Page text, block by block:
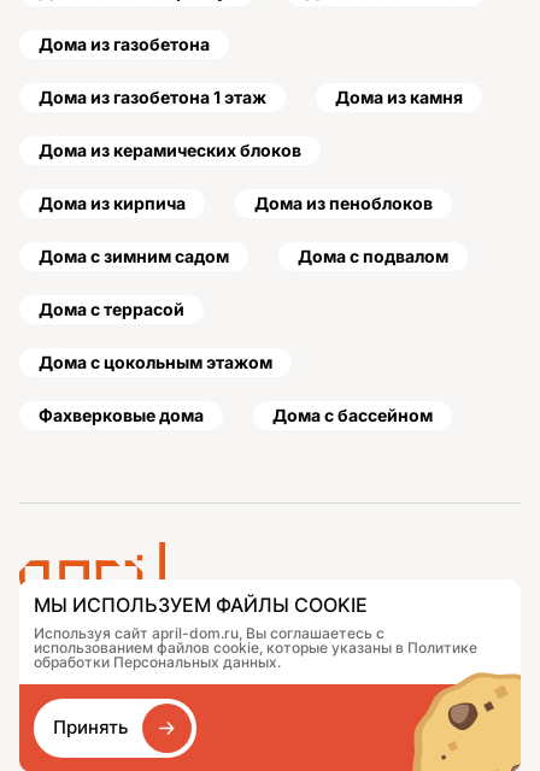
Дома из газобетона
Дома из газобетона 1 этаж Дома из камня
Дома из керамических блоков
Дома из кирпича Дома из пеноблоков
Дома с зимним садом Дома с подвалом
Дома с террасой
Дома с цокольным этажом
Фахверковые дома Дома с бассейном
Проекты
Подобрать дом
Портфолио
О компании
Сравнение
Контакты
Журнал
Как заказать
МЫ ИСПОЛЬЗУЕМ ФАЙЛЫ COOKIE
Используя сайт april-dom.ru, Вы соглашаетесь с
использованием файлов cookie, которые указаны в Политике
обработки Персональных данных.
Принять